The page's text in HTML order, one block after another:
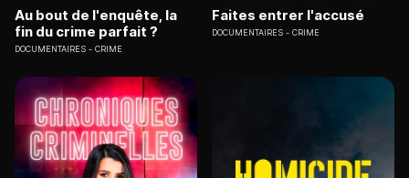
Au bout de l'enquête, la
fin du crime parfait ?
DOCUMENTAIRES CRIME
Faites entrer l'accusé
DOCUMENTAIRES CRIME